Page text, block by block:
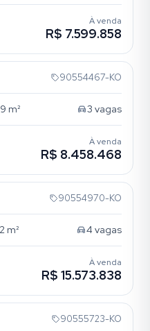
À venda
R$ 7.599.858
90554467-KO
m² 3 vagas
À venda
R$ 8.458.468
90554970-KO
m² 4 vagas
À venda
R$ 15.573.838
90555723-KO